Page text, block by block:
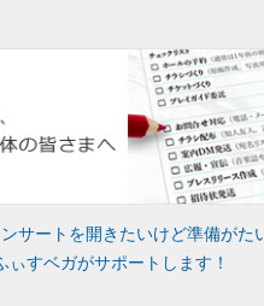
サートを開きたいけど準備がた
ぃすベガがサポートします！